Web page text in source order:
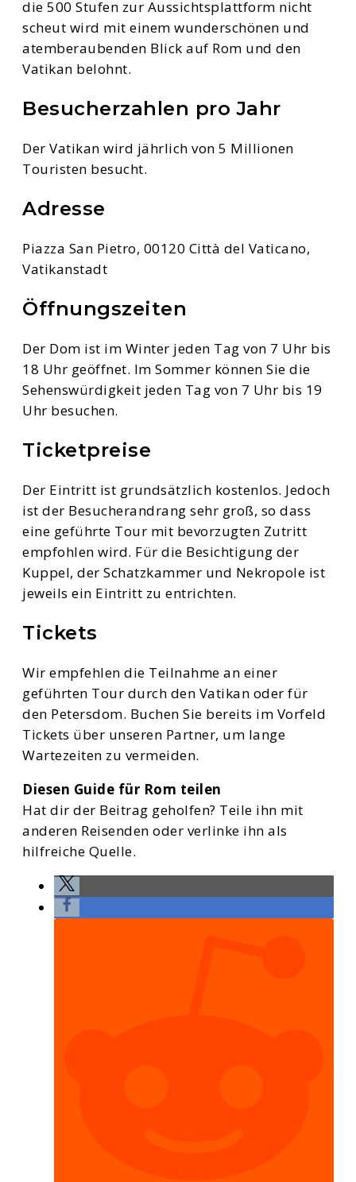
die 500 Stufen zur Aussichtsplattform nicht
scheut wird mit einem wunderschönen und
atemberaubenden Blick auf Rom und den
Vatikan belohnt.
Besucherzahlen pro Jahr
Der Vatikan wird jährlich von 5 Millionen
Touristen besucht.
Adresse
Piazza San Pietro, 00120 Città del Vaticano,
Vatikanstadt
Öffnungszeiten
Der Dom ist im Winter jeden Tag von 7 Uhr bis
18 Uhr geöffnet. Im Sommer können Sie die
Sehenswürdigkeit jeden Tag von 7 Uhr bis 19
Uhr besuchen.
Ticketpreise
Der Eintritt ist grundsätzlich kostenlos. Jedoch
ist der Besucherandrang sehr groß, so dass
eine geführte Tour mit bevorzugten Zutritt
empfohlen wird. Für die Besichtigung der
Kuppel, der Schatzkammer und Nekropole ist
jeweils ein Eintritt zu entrichten.
Tickets
Wir empfehlen die Teilnahme an einer
geführten Tour durch den Vatikan oder für
den Petersdom. Buchen Sie bereits im Vorfeld
Tickets über unseren Partner, um lange
Wartezeiten zu vermeiden.
Diesen Guide für Rom teilen
Hat dir der Beitrag geholfen? Teile ihn mit
anderen Reisenden oder verlinke ihn als
hilfreiche Quelle.